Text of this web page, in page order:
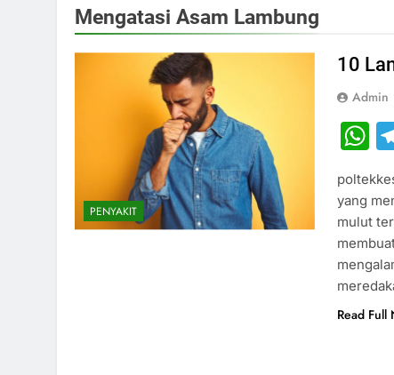
Mengatasi Asam Lambung
PENYAKIT
10
Admin
yang
mulut
Read Full